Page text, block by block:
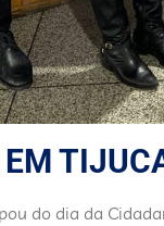
do dia da